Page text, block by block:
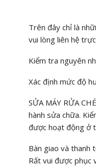
Trên đây chỉ là
vui lòng liên hệ
Kiểm tra nguyên
Xác định mức độ
SỬA MÁY RỬA
hành sửa chữa.
được hoạt động ở
Bàn giao và thanh
Rất vui được phục